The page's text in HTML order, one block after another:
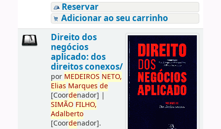
Reservar
Adicionar ao seu carrinho
Direito dos
negócios
aplicado: dos
direitos conexos/
por MEDEIROS NETO,
Elias Marques de
[Coordenador] |
SIMÃO FILHO,
Adalberto
[Coordenador].